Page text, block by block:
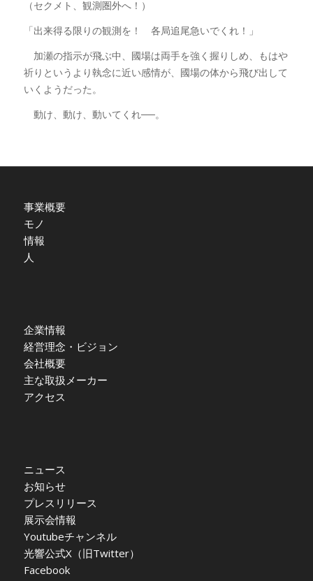
（セクメト、観測圏外へ！）
「出来得る限りの観測を！ 各局追尾急いでくれ！」
加瀬の指示が飛ぶ中、國場は両手を強く握りしめ、もはや
祈りというより執念に近い感情が、國場の体から飛び出して
いくようだった。
動け、動け、動いてくれ──。
事業概要
モノ
情報
人
企業情報
経営理念・ビジョン
会社概要
主な取扱メーカー
アクセス
ニュース
お知らせ
プレスリリース
展示会情報
Youtubeチャンネル
光響公式X（旧Twitter）
Facebook